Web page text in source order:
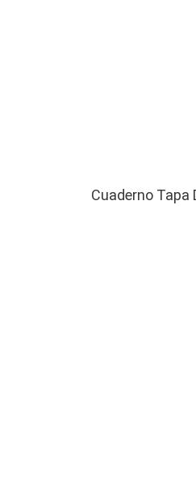
Cuaderno Tapa